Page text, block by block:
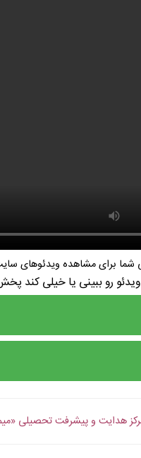
شما برای مشاهده ویدئوهای
ویدئو رو ببینی یا خیلی
هدایت و پیشرفت تحصیلی